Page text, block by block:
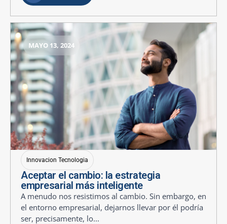
MAYO 13, 2024
Innovacion Tecnologia
Aceptar el cambio: la estrategia
empresarial más inteligente
A menudo nos resistimos al cambio. Sin embargo, en
el entorno empresarial, dejarnos llevar por él podría
ser, precisamente, lo...